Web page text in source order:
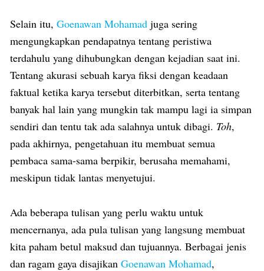
Selain itu, Goenawan Mohamad juga sering
mengungkapkan pendapatnya tentang peristiwa
terdahulu yang dihubungkan dengan kejadian saat ini.
Tentang akurasi sebuah karya fiksi dengan keadaan
faktual ketika karya tersebut diterbitkan, serta tentang
banyak hal lain yang mungkin tak mampu lagi ia simpan
sendiri dan tentu tak ada salahnya untuk dibagi. Toh,
pada akhirnya, pengetahuan itu membuat semua
pembaca sama-sama berpikir, berusaha memahami,
meskipun tidak lantas menyetujui.
Ada beberapa tulisan yang perlu waktu untuk
mencernanya, ada pula tulisan yang langsung membuat
kita paham betul maksud dan tujuannya. Berbagai jenis
dan ragam gaya disajikan Goenawan Mohamad,